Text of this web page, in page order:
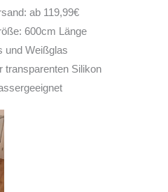
ab 119,99€
600cm Länge
und Weißglas
transparenten Silikon